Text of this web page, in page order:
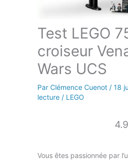
Test LEGO
croiseur
Wars UCS
Par Clémence Cuenot / 18
lecture / LEGO
Vous êtes passionnée par